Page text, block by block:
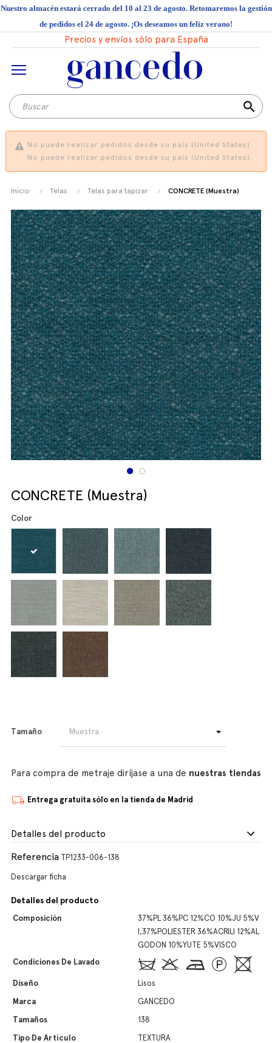
Nuestro almacén estará cerrado del 10 al 23 de agosto. Retomaremos la gestión
de pedidos el 24 de agosto. ¡Os deseamos un feliz verano!
Precios y envíos sólo para España
search
No puede realizar pedidos desde su país (United States).
No puede realizar pedidos desde su país (United States).
Inicio Telas Telas para tapizar CONCRETE (Muestra)
CONCRETE (Muestra)
Color
Tamaño
Para compra de metraje diríjase a una de nuestras tiendas
Entrega gratuita sólo en la tienda de Madrid
Detalles del producto
Referencia TP1233-006-138
Descargar ficha
Detalles del producto
Composición
37%PL 36%PC 12%CO 10%JU 5%V
I,37%POLIESTER 36%ACRILI 12%AL
GODON 10%YUTE 5%VISCO
Condiciones De Lavado
Diseño
Lisos
Marca
GANCEDO
Tamaños
138
Tipo De Artículo
TEXTURA